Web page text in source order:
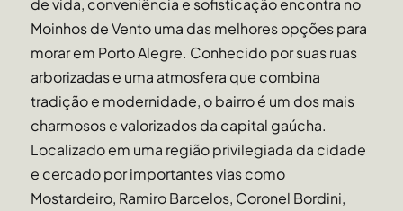
Moinhos de Vento uma das melhores opções para
morar em Porto Alegre. Conhecido por suas ruas
arborizadas e uma atmosfera que combina
tradição e modernidade, o bairro é um dos mais
charmosos e valorizados da capital gaúcha.
Localizado em uma região privilegiada da cidade
e cercado por importantes vias como
Mostardeiro, Ramiro Barcelos, Coronel Bordini,